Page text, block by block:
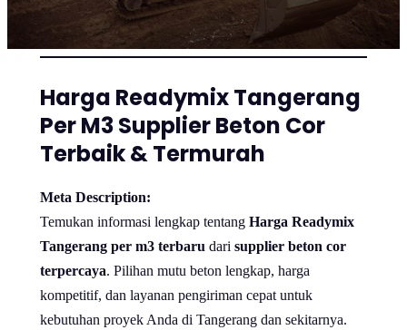
Harga Readymix Tangerang
Per M3 Supplier Beton Cor
Terbaik & Termurah
Meta Description:
Temukan informasi lengkap tentang Harga Readymix
Tangerang per m3 terbaru dari supplier beton cor
terpercaya. Pilihan mutu beton lengkap, harga
kompetitif, dan layanan pengiriman cepat untuk
kebutuhan proyek Anda di Tangerang dan sekitarnya.